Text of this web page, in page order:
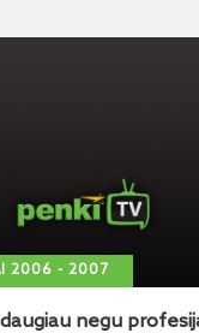
2006 - 2007
negu